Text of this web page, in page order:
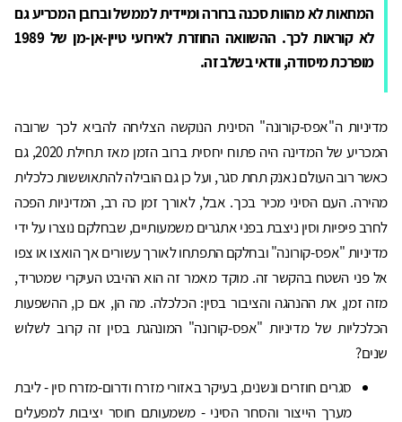
המחאות לא מהוות סכנה ברורה ומיידית לממשל וברובן המכריע גם
לא קוראות לכך. ההשוואה החוזרת לאירועי טיין-אן-מן של 1989
מופרכת מיסודה, וודאי בשלב זה.
מדיניות ה"אפס-קורונה" הסינית הנוקשה הצליחה להביא לכך שרובה
המכריע של המדינה היה פתוח יחסית ברוב הזמן מאז תחילת 2020, גם
כאשר רוב העולם נאנק תחת סגר, ועל כן גם הובילה להתאוששות כלכלית
מהירה. העם הסיני מכיר בכך. אבל, לאורך זמן כה רב, המדיניות הפכה
לחרב פיפיות וסין ניצבת בפני אתגרים משמעותיים, שבחלקם נוצרו על ידי
מדיניות "אפס-קורונה" ובחלקם התפתחו לאורך עשורים אך הואצו או צפו
אל פני השטח בהקשר זה. מוקד מאמר זה הוא ההיבט העיקרי שמטריד,
מזה זמן, את ההנהגה והציבור בסין: הכלכלה. מה הן, אם כן, ההשפעות
הכלכליות של מדיניות "אפס-קורונה" המונהגת בסין זה קרוב לשלוש
שנים?
סגרים חוזרים ונשנים, בעיקר באזורי מזרח ודרום-מזרח סין - ליבת
מערך הייצור והסחר הסיני - משמעותם חוסר יציבות למפעלים